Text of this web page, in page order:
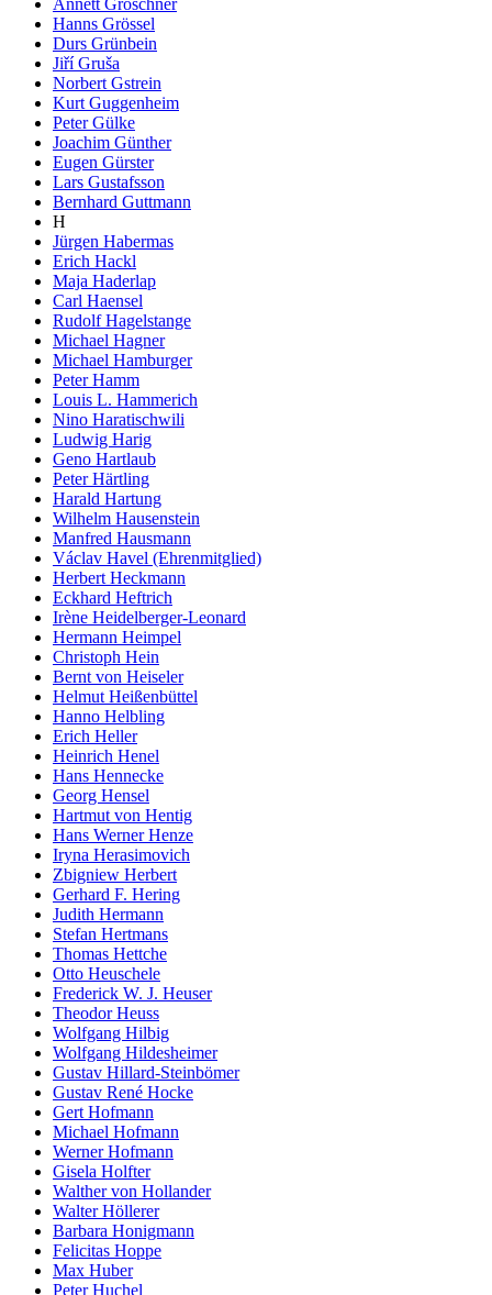
Hanns Grössel
Durs Grünbein
Jiří Gruša
Norbert Gstrein
Kurt Guggenheim
Peter Gülke
Joachim Günther
Eugen Gürster
Lars Gustafsson
Bernhard Guttmann
H
Jürgen Habermas
Erich Hackl
Maja Haderlap
Carl Haensel
Rudolf Hagelstange
Michael Hagner
Michael Hamburger
Peter Hamm
Louis L. Hammerich
Nino Haratischwili
Ludwig Harig
Geno Hartlaub
Peter Härtling
Harald Hartung
Wilhelm Hausenstein
Manfred Hausmann
Václav Havel (Ehrenmitglied)
Herbert Heckmann
Eckhard Heftrich
Irène Heidelberger-Leonard
Hermann Heimpel
Christoph Hein
Bernt von Heiseler
Helmut Heißenbüttel
Hanno Helbling
Erich Heller
Heinrich Henel
Hans Hennecke
Georg Hensel
Hartmut von Hentig
Hans Werner Henze
Iryna Herasimovich
Zbigniew Herbert
Gerhard F. Hering
Judith Hermann
Stefan Hertmans
Thomas Hettche
Otto Heuschele
Frederick W. J. Heuser
Theodor Heuss
Wolfgang Hilbig
Wolfgang Hildesheimer
Gustav Hillard-Steinbömer
Gustav René Hocke
Gert Hofmann
Michael Hofmann
Werner Hofmann
Gisela Holfter
Walther von Hollander
Walter Höllerer
Barbara Honigmann
Felicitas Hoppe
Max Huber
Peter Huchel